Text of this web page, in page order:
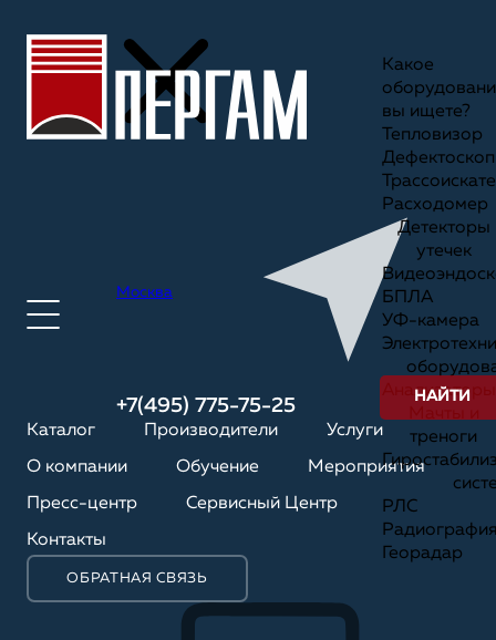
Москва
+7(495) 775-75-25
Каталог Производители Услуги
О компании Обучение Мероприятия
Пресс-центр Сервисный Центр
Контакты
ОБРАТНАЯ СВЯЗЬ
Какое
вы ищете?
Тепловизор
Дефектоскоп
Расходомер
Детекторы
утечек
БПЛА
УФ-камера
Анализаторы
треноги
РЛС
Георадар
НАЙТИ